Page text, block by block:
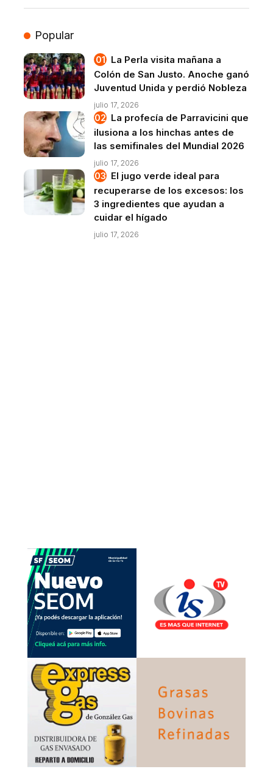
Popular
La Perla visita mañana a
Colón de San Justo. Anoche ganó
Juventud Unida y perdió Nobleza
julio 17, 2026
La profecía de Parravicini que
ilusiona a los hinchas antes de
las semifinales del Mundial 2026
julio 17, 2026
El jugo verde ideal para
recuperarse de los excesos: los
3 ingredientes que ayudan a
cuidar el hígado
julio 17, 2026